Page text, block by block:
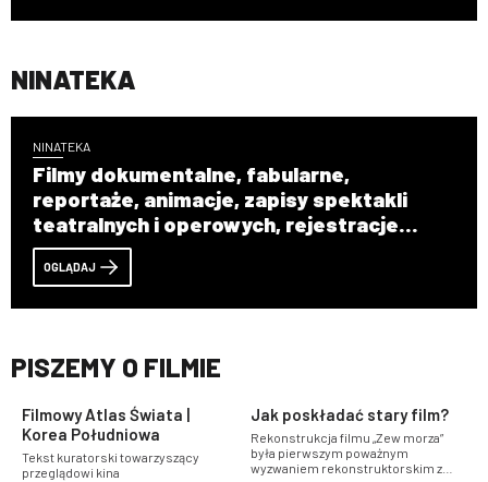
NINATEKA
NINATEKA
Filmy dokumentalne, fabularne,
reportaże, animacje, zapisy spektakli
teatralnych i operowych, rejestracje
koncertów, relacje dokumentujące życie
kulturalne i społeczne oraz audycje
OGLĄDAJ
PISZEMY O FILMIE
Filmowy Atlas Świata |
Korea Południowa
Tekst kuratorski towarzyszący
przeglądowi kina
Jak poskładać stary film?
Rekonstrukcja filmu „Zew morza”
była pierwszym poważnym
wyzwaniem rekonstruktorskim z